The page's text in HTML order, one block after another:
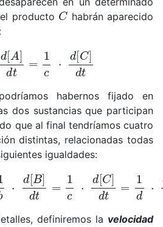
producto C habrán aparecido
[A ]d c C]dt
habernos fijado en
dos sustancias que participan
que al final tendríamos cuatro
distintas, relacionadas todas
igualdades:
[B]d c C]dt
definiremos la velocidad